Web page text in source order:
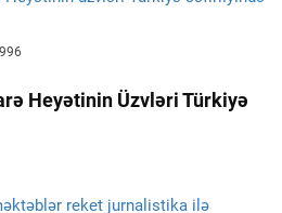
Heyətinin Üzvləri Türkiyə